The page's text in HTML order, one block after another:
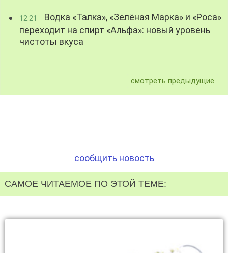
12:21
Водка «Талка», «Зелёная Марка» и «Роса»
переходит на спирт «Альфа»: новый уровень
чистоты вкуса
смотреть предыдущие
сообщить новость
САМОЕ ЧИТАЕМОЕ ПО ЭТОЙ ТЕМЕ: